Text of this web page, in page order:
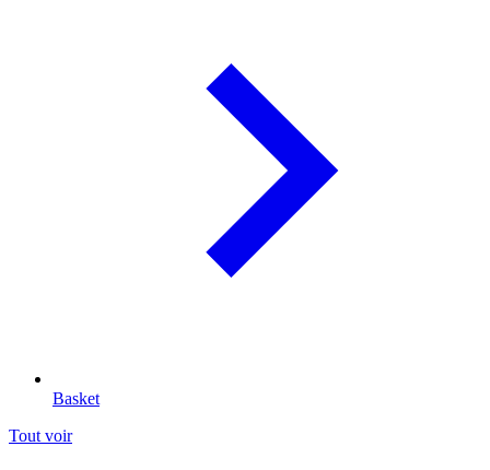
Basket
Tout voir